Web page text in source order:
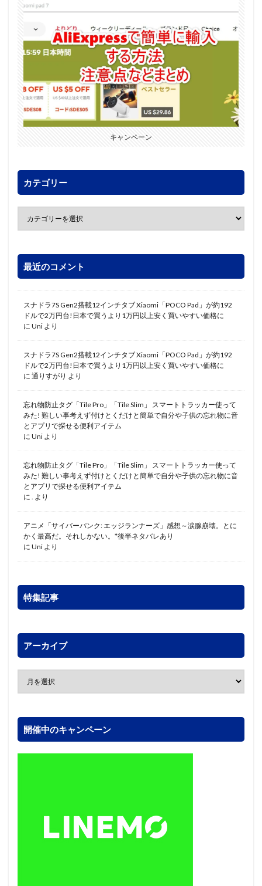
キャンペーン
カテゴリー
最近のコメント
スナドラ7S Gen2搭載12インチタブ Xiaomi「POCO Pad」が約192
ドルで2万円台!日本で買うより1万円以上安く買いやすい価格に
に Uni より
スナドラ7S Gen2搭載12インチタブ Xiaomi「POCO Pad」が約192
ドルで2万円台!日本で買うより1万円以上安く買いやすい価格に
に 通りすがり より
忘れ物防止タグ「Tile Pro」「Tile Slim」 スマートトラッカー使って
みた! 難しい事考えず付けとくだけと簡単で自分や子供の忘れ物に音
とアプリで探せる便利アイテム
に Uni より
忘れ物防止タグ「Tile Pro」「Tile Slim」 スマートトラッカー使って
みた! 難しい事考えず付けとくだけと簡単で自分や子供の忘れ物に音
とアプリで探せる便利アイテム
に . より
アニメ「サイバーパンク: エッジランナーズ」感想～涙腺崩壊。とに
かく最高だ。それしかない。*後半ネタバレあり
に Uni より
特集記事
アーカイブ
開催中のキャンペーン